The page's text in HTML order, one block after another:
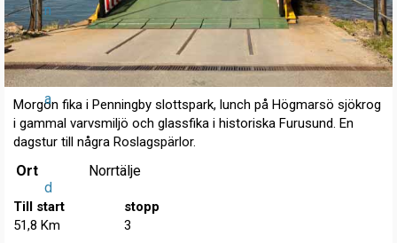
n
a
d
Morgon fika i Penningby slottspark, lunch på Högmarsö sjökrog
i gammal varvsmiljö och glassfika i historiska Furusund. En
dagstur till några Roslagspärlor.
Ort Norrtälje
Till start
51,8 Km
stopp
3